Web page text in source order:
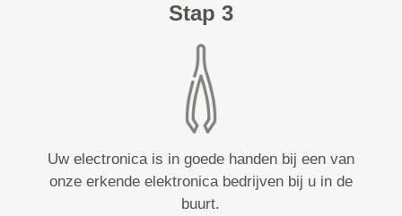
Stap 3
Uw electronica is in goede handen bij een van
onze erkende elektronica bedrijven bij u in de
buurt.